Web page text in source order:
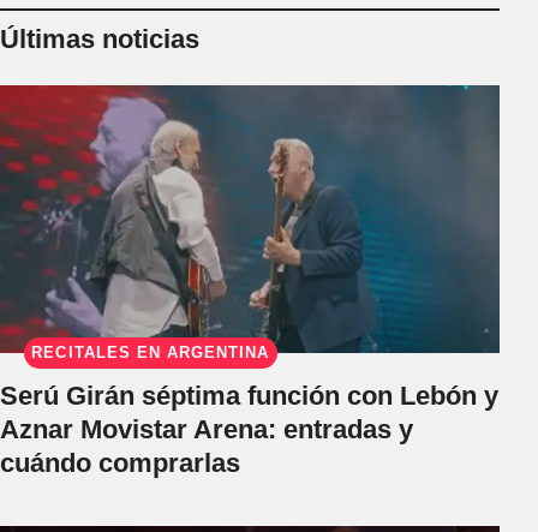
Últimas noticias
RECITALES EN ARGENTINA
Serú Girán séptima función con Lebón y
Aznar Movistar Arena: entradas y
cuándo comprarlas